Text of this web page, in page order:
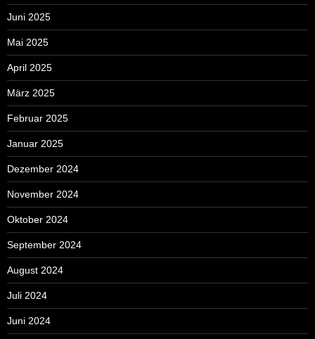
Juni 2025
Mai 2025
April 2025
März 2025
Februar 2025
Januar 2025
Dezember 2024
November 2024
Oktober 2024
September 2024
August 2024
Juli 2024
Juni 2024